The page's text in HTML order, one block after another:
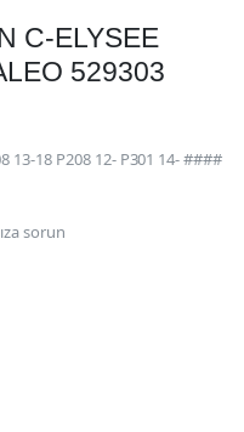
C-ELYSEE
529303
13-18 P208 12- P301 14- ####
sorun